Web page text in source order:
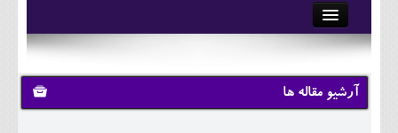
آرشیو
تماس با ما
وبلاگ
آرشیو مقاله ها